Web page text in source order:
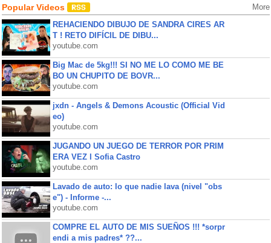
Popular Videos More
REHACIENDO DIBUJO DE SANDRA CIRES AR
T ! RETO DIFÍCIL DE DIBU...
youtube.com
Big Mac de 5kg!!! SI NO ME LO COMO ME BE
BO UN CHUPITO DE BOVR...
youtube.com
jxdn - Angels & Demons Acoustic (Official Vid
eo)
youtube.com
JUGANDO UN JUEGO DE TERROR POR PRIM
ERA VEZ l Sofia Castro
youtube.com
Lavado de auto: lo que nadie lava (nivel "obs
e") - Informe -...
youtube.com
COMPRE EL AUTO DE MIS SUEÑOS !!! *sorpr
endi a mis padres* ??...